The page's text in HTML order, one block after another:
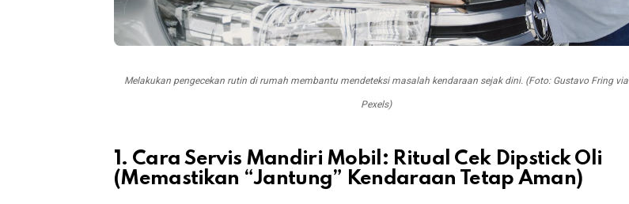
Melakukan pengecekan rutin di rumah membantu mendeteksi masalah kendaraan sejak dini. (Foto: Gustavo Fring via
Pexels)
1. Cara Servis Mandiri Mobil: Ritual Cek Dipstick Oli
(Memastikan “Jantung” Kendaraan Tetap Aman)